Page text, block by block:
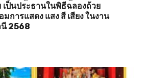
ป็นประธานในพิธีฉลองถ้วย
การแสดง แสง สี เสียง ในงาน
2568